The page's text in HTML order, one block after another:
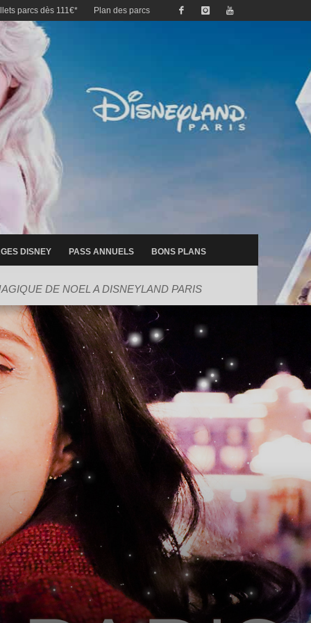
parcs dès 111€* Plan des parcs
DISNEY PASS ANNUELS BONS PLANS
DE NOEL A DISNEYLAND PARIS